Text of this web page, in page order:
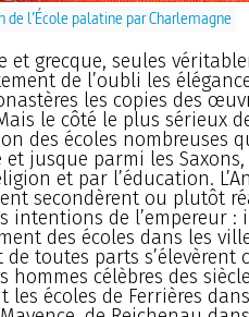
de l’École palatine par Charlemagne
et grecque, seules
de l’oubli les
les copies des
le côté le plus sérieux
des écoles nombreuses
jusque parmi les
et par l’éducation.
secondèrent ou plutôt
intentions de l’empereur :
des écoles dans les
toutes parts s’élevèrent
hommes célèbres des
les écoles de Ferrières